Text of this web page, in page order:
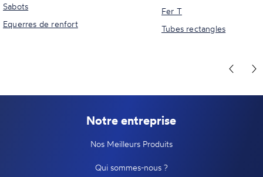
Sabots
Equerres de renfort
Fer T
Tubes rectangles
Notre entreprise
Nos Meilleurs Produits
Qui sommes-nous ?